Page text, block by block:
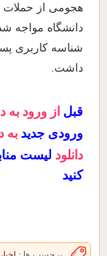
دانشگاه مواجه
شناسه کاربری
داشت.
قبل از ورود به
ورودی جدید به
دانلود لیست
کنید